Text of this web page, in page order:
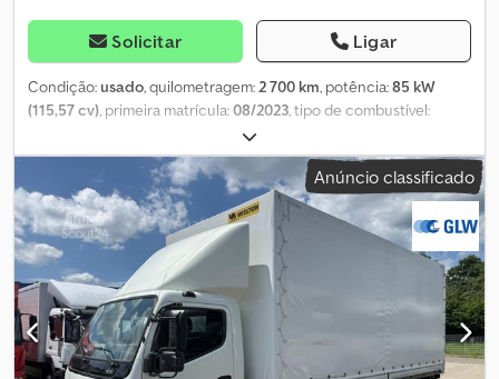
Solicitar Ligar
Condição:usado, quilometragem:2 700 km, potência:85 kW
(115,57 cv), primeira matrícula:08/2023, tipo de combustível:
, próxima inspeção (TÜV):
cor:azul, tipo de engrenagem:automático, número de lugares:3,
volume do espaço de carga:3 m³, comprimento do espaço de
carga:4 025 mm, largura do espaço de carga: 2 050 mm, altura do
espaço de carga:400 mm, Equipamento: ar condicionado, *
20010 – Código de identificação para consultas telefónicas *
Elétrico * Airbag, espelhos aquecidos, rádio, aquecimento dos
bancos, para-brisas aquecido, volante aquecido, 3 lugares,
transmissão automática, ar condicionado, protetor solar, câmara
de marcha-atrás * Carroçaria SCATTALONI * Dimensão dos
pneus: 205/75R17,5 ----o nosso endereço de e-mail:
Anúncio classificado